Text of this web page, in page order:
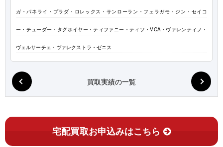
ガ・パネライ・プラダ・ロレックス・サンローラン・フェラガモ・ジン・セイコ
ー・チューダー・タグホイヤー・ティファニー・ティソ・VCA・ヴァレンティノ・
ヴェルサーチェ・ヴァレクストラ・ゼニス
買取実績の一覧
宅配買取お申込みはこちら